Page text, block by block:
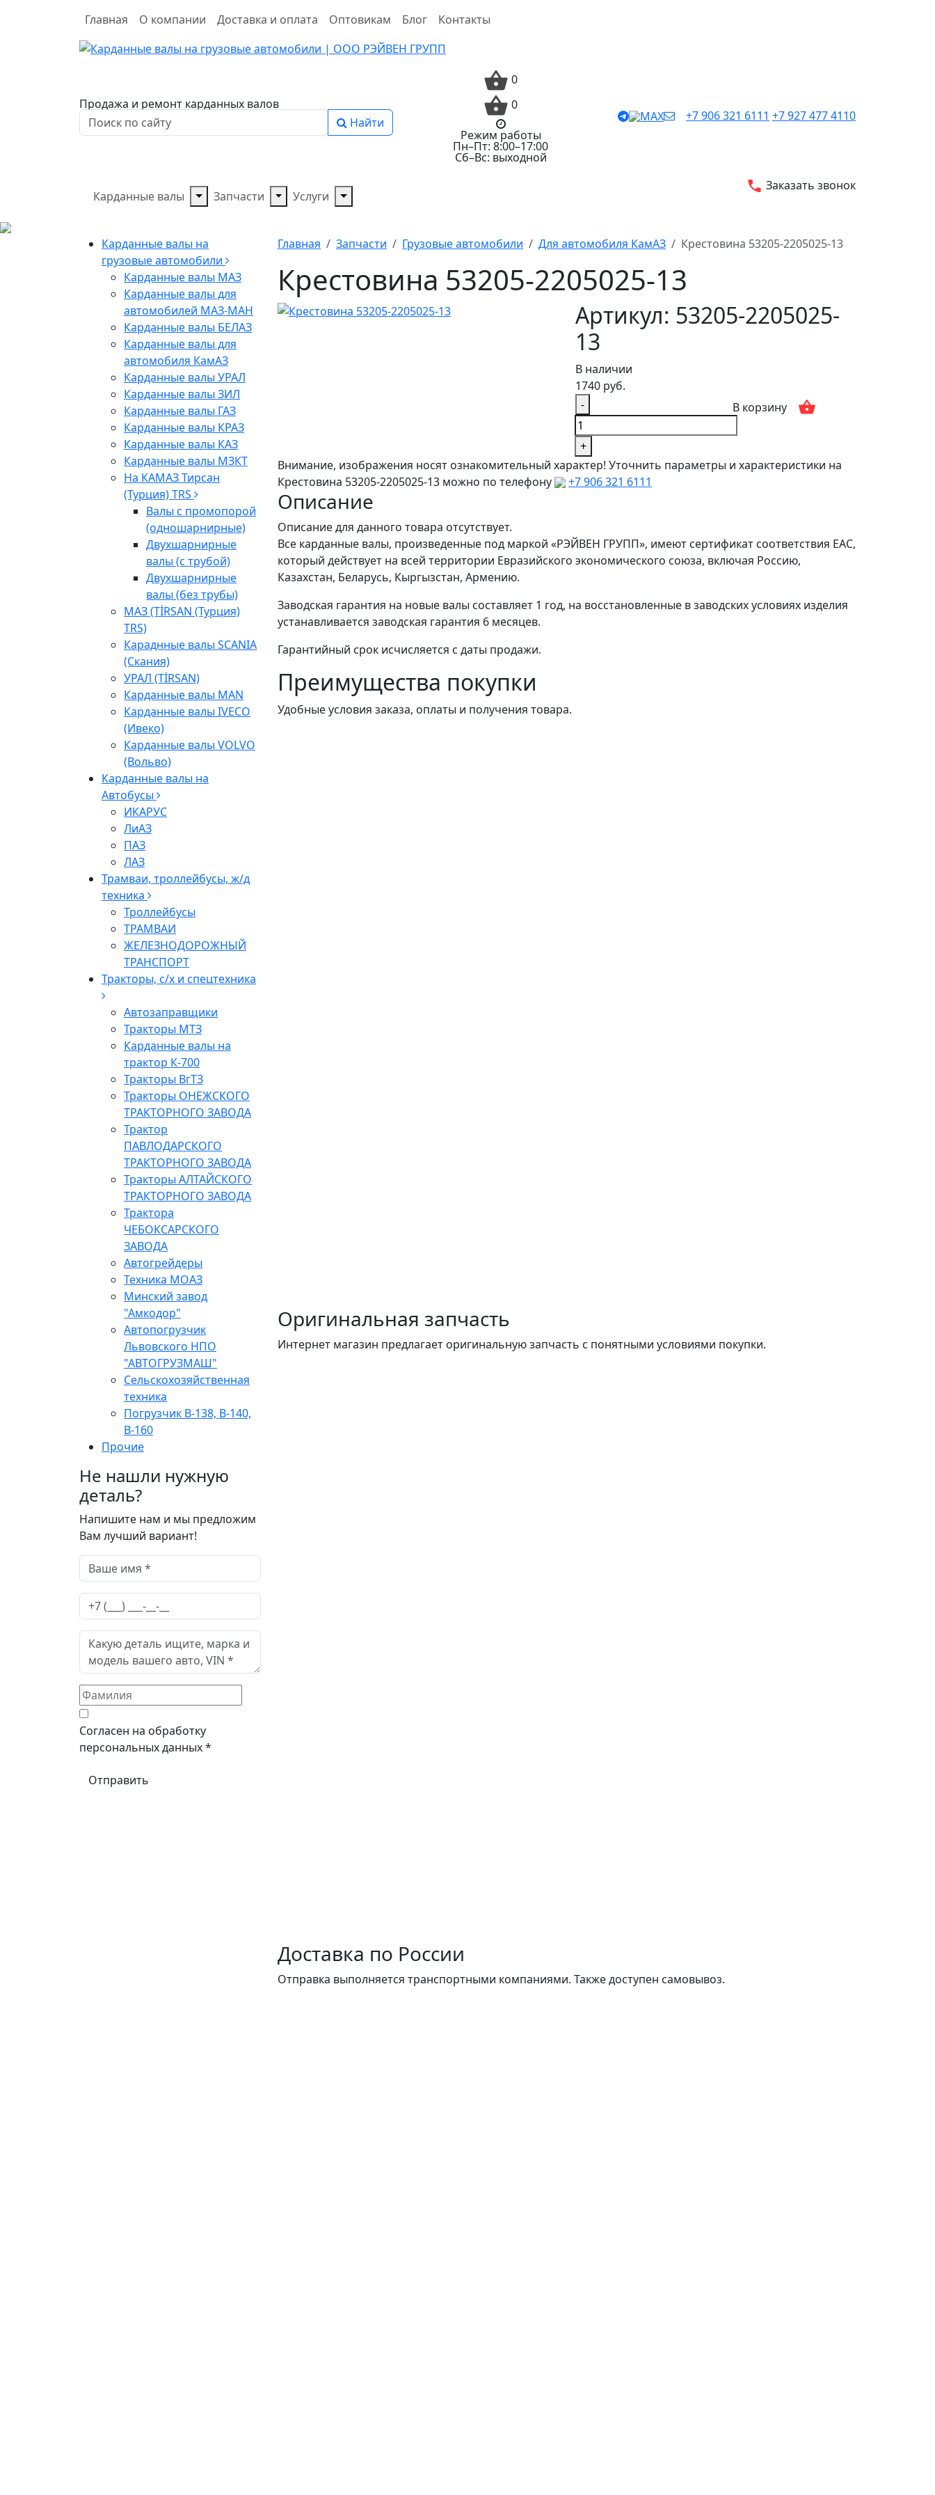
Главная О компании Доставка и оплата Оптовикам Блог Контакты
Продажа и ремонт карданных валов
Найти
0
0
Режим работы
Пн–Пт: 8:00–17:00
Сб–Вс: выходной
+7 906 321 6111 +7 927 477 4110
Карданные валы Запчасти Услуги
Заказать звонок
Карданные валы на
грузовые автомобили
Карданные валы МАЗ
Карданные валы для
автомобилей МАЗ-МАН
Карданные валы БЕЛАЗ
Карданные валы для
автомобиля КамАЗ
Карданные валы УРАЛ
Карданные валы ЗИЛ
Карданные валы ГАЗ
Карданные валы КРАЗ
Карданные валы КАЗ
Карданные валы МЗКТ
На КАМАЗ Тирсан
(Турция) TRS
Валы с промопорой
(одношарнирные)
Двухшарнирные
валы (с трубой)
Двухшарнирные
валы (без трубы)
МАЗ (TİRSAN (Турция)
TRS)
Караднные валы SCANIA
(Скания)
УРАЛ (TİRSAN)
Карданные валы МАN
Карданные валы IVECO
(Ивеко)
Карданные валы VOLVO
(Вольво)
Карданные валы на
Автобусы
ИКАРУС
ЛиАЗ
ПАЗ
ЛАЗ
Трамваи, троллейбусы, ж/д
техника
Троллейбусы
ТРАМВАИ
ЖЕЛЕЗНОДОРОЖНЫЙ
ТРАНСПОРТ
Тракторы, с/x и спецтехника
Автозаправщики
Тракторы МТЗ
Карданные валы на
трактор К-700
Тракторы ВгТЗ
Тракторы ОНЕЖСКОГО
ТРАКТОРНОГО ЗАВОДА
Трактор
ПАВЛОДАРСКОГО
ТРАКТОРНОГО ЗАВОДА
Тракторы АЛТАЙСКОГО
ТРАКТОРНОГО ЗАВОДА
Трактора
ЧЕБОКСАРСКОГО
ЗАВОДА
Автогрейдеры
Техника МОАЗ
Минский завод
"Амкодор"
Автопогрузчик
Львовского НПО
"АВТОГРУЗМАШ"
Сельскохозяйственная
техника
Погрузчик В-138, В-140,
В-160
Прочие
Не нашли нужную
деталь?
Напишите нам и мы предложим
Вам лучший вариант!
Согласен на обработку
персональных данных *
Главная Запчасти Грузовые автомобили Для автомобиля КамАЗ Крестовина 53205-2205025-13
Крестовина 53205-2205025-13
Артикул: 53205-2205025-
13
В наличии
1740 руб.
-
+
В корзину
Внимание, изображения носят ознакомительный характер! Уточнить параметры и характеристики на
Крестовина 53205-2205025-13 можно по телефону
+7 906 321 6111
Описание
Описание для данного товара отсутствует.
Все карданные валы, произведенные под маркой «РЭЙВЕН ГРУПП», имеют сертификат соответствия ЕАС,
который действует на всей территории Евразийского экономического союза, включая Россию,
Казахстан, Беларусь, Кыргызстан, Армению.
Заводская гарантия на новые валы составляет 1 год, на восстановленные в заводских условиях изделия
устанавливается заводская гарантия 6 месяцев.
Гарантийный срок исчисляется с даты продажи.
Преимущества покупки
Удобные условия заказа, оплаты и получения товара.
Оригинальная запчасть
Интернет магазин предлагает оригинальную запчасть с понятными условиями покупки.
Доставка по России
Отправка выполняется транспортными компаниями. Также доступен самовывоз.